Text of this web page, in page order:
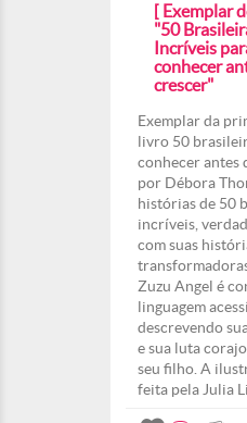
[ Exemplar
"50
Incríveis
conhecer
crescer"
Exemplar da
livro 50
conhecer antes
por Débora
histórias de 50
incríveis,
com suas
Zuzu Angel é
linguagem
descrevendo
e sua luta
seu filho. A
feita pela Julia